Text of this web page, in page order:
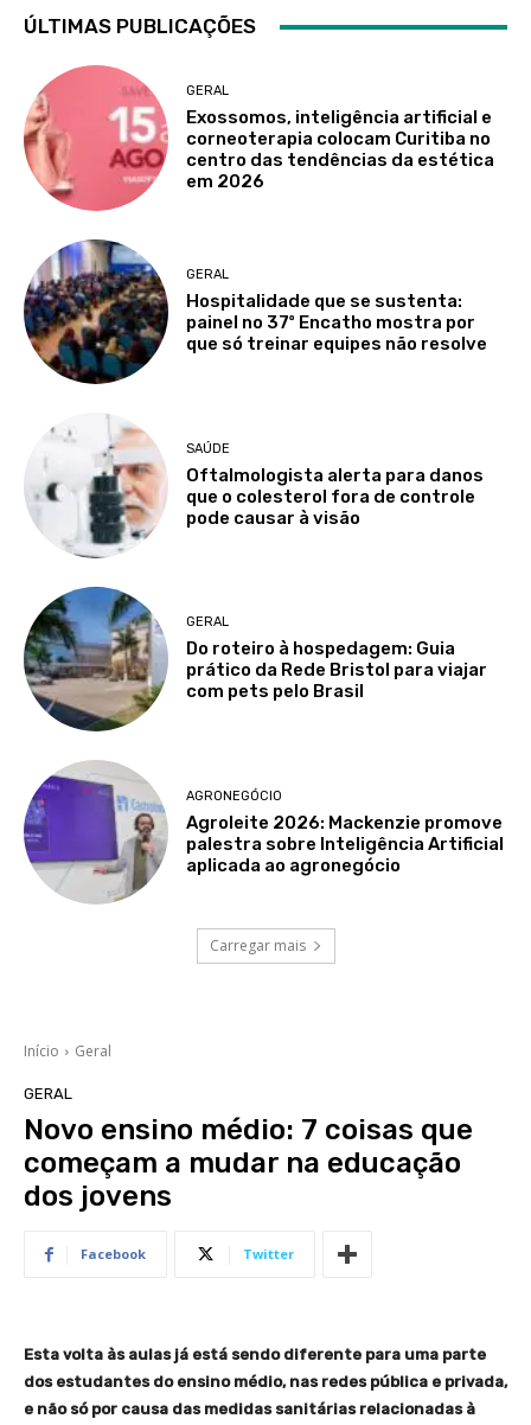
ÚLTIMAS PUBLICAÇÕES
GERAL
Exossomos, inteligência artificial e
corneoterapia colocam Curitiba no
centro das tendências da estética
em 2026
GERAL
Hospitalidade que se sustenta:
painel no 37º Encatho mostra por
que só treinar equipes não resolve
SAÚDE
Oftalmologista alerta para danos
que o colesterol fora de controle
pode causar à visão
GERAL
Do roteiro à hospedagem: Guia
prático da Rede Bristol para viajar
com pets pelo Brasil
AGRONEGÓCIO
Agroleite 2026: Mackenzie promove
palestra sobre Inteligência Artificial
aplicada ao agronegócio
Carregar mais